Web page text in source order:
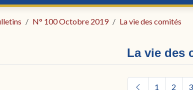
N° 100 Octobre 2019 La vie des comités
La vie des
1 2 3